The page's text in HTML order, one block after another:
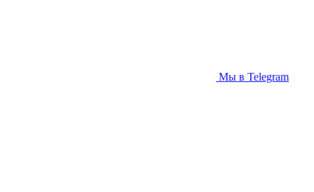
Мы в Telegram